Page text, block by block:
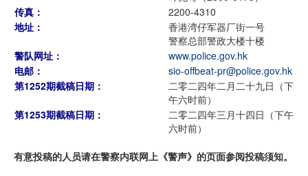
传真：
2200-4310
地址：
香港湾仔军器厂街一号
警察总部警政大楼十楼
警队网址：
www.police.gov.hk
电邮：
sio-offbeat-pr@police.gov.hk
第1252期截稿日期：
二零二四年二月二十九日（下
午六时前）
第1253期截稿日期：
二零二四年三月十四日（下午
六时前）
有意投稿的人员请在警察内联网上《警声》的页面参阅投稿须知。